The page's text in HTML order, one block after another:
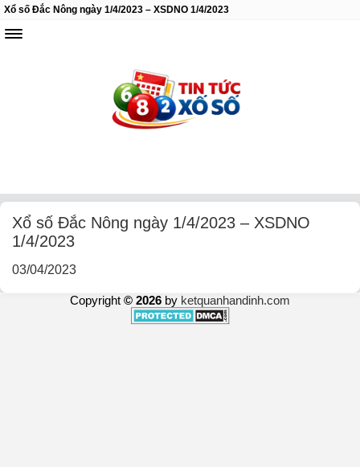
Xổ số Đắc Nông ngày 1/4/2023 – XSDNO 1/4/2023
Xổ số Đắc Nông ngày 1/4/2023 – XSDNO
1/4/2023
03/04/2023
Copyright © 2026 by ketquanhandinh.com